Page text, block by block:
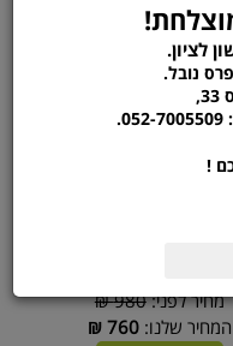
מחיר לפני:980 ₪
המחיר שלנו:760
₪
לציון.
נובל.
!